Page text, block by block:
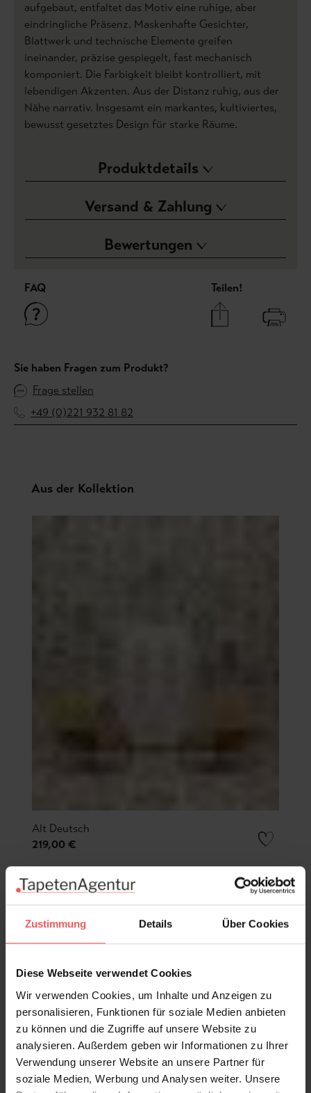
Zustimmung Details Über Cookies
Diese Webseite verwendet Cookies
Wir verwenden Cookies, um Inhalte und Anzeigen zu
personalisieren, Funktionen für soziale Medien anbieten
zu können und die Zugriffe auf unsere Website zu
analysieren. Außerdem geben wir Informationen zu Ihrer
Verwendung unserer Website an unsere Partner für
soziale Medien, Werbung und Analysen weiter. Unsere
aufgebaut, entfaltet das Motiv eine ruhige, aber
eindringliche Präsenz. Maskenhafte Gesichter,
Blattwerk und technische Elemente greifen
ineinander, präzise gespiegelt, fast mechanisch
komponiert. Die Farbigkeit bleibt kontrolliert, mit
lebendigen Akzenten. Aus der Distanz ruhig, aus der
Nähe narrativ. Insgesamt ein markantes, kultiviertes,
bewusst gesetztes Design für starke Räume.
Produktdetails
Versand & Zahlung
Bewertungen
FAQ Teilen!
Sie haben Fragen zum Produkt?
Frage stellen
+49 (0)221 932 81 82
Produktgalerie überspringen
Aus der Kollektion
Alt Deutsch
219,00 €